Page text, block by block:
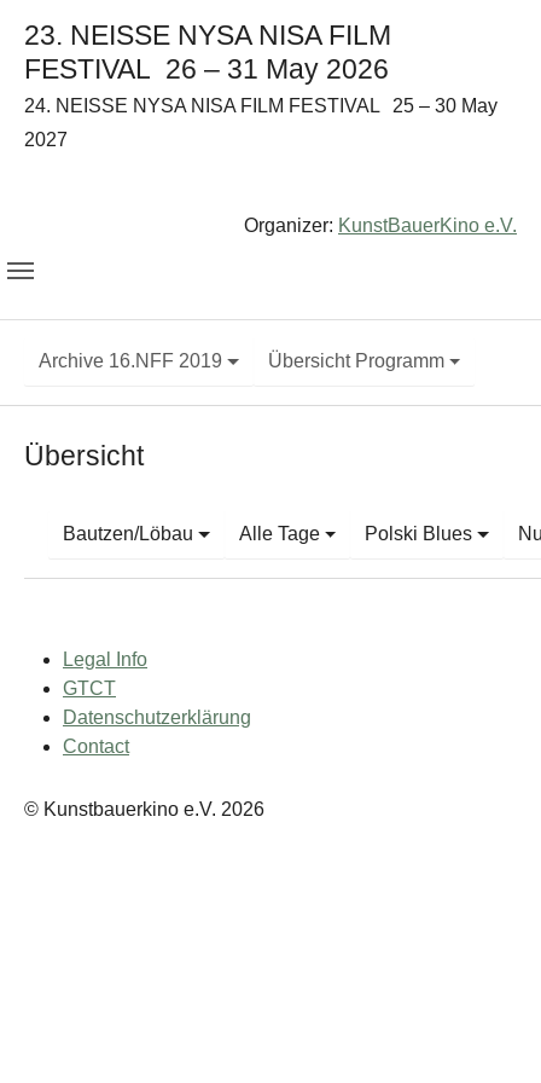
23. NEISSE NYSA NISA FILM
FESTIVAL 26 – 31 May 2026
24. NEISSE NYSA NISA FILM FESTIVAL
25 – 30 May
2027
Organizer: KunstBauerKino e.V.
Archive 16.NFF 2019 Übersicht Programm
Übersicht
Bautzen/Löbau Alle Tage Polski Blues
Legal Info
GTCT
Datenschutzerklärung
Contact
© Kunstbauerkino e.V. 2026